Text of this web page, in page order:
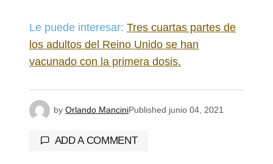
Le puede interesar: Tres cuartas partes de
los adultos del Reino Unido se han
vacunado con la primera dosis.
by Orlando ManciniPublished junio 04, 2021
ADD A COMMENT